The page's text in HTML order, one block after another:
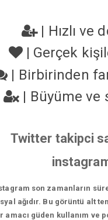
| Hızlı ve
| Gerçek
| Birbirinden
| Büyüme ve
Twitter takipci
son zamanların
ağıdır. Bu görüntü alt
amacı güden kullanım ve